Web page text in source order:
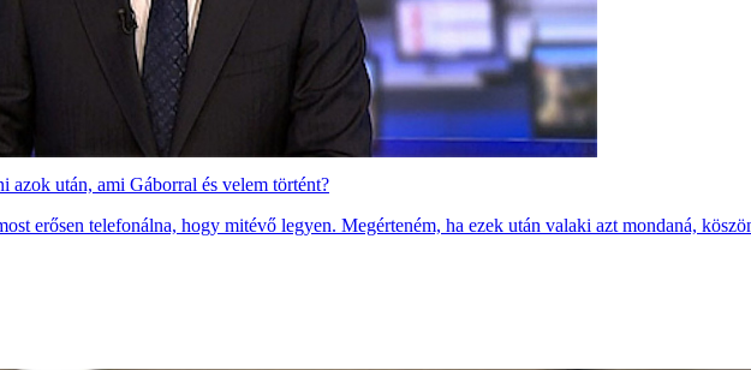
után, ami Gáborral és velem történt?
erősen telefonálna, hogy mitévő legyen. Megérteném, ha ezek után valaki azt mondaná,